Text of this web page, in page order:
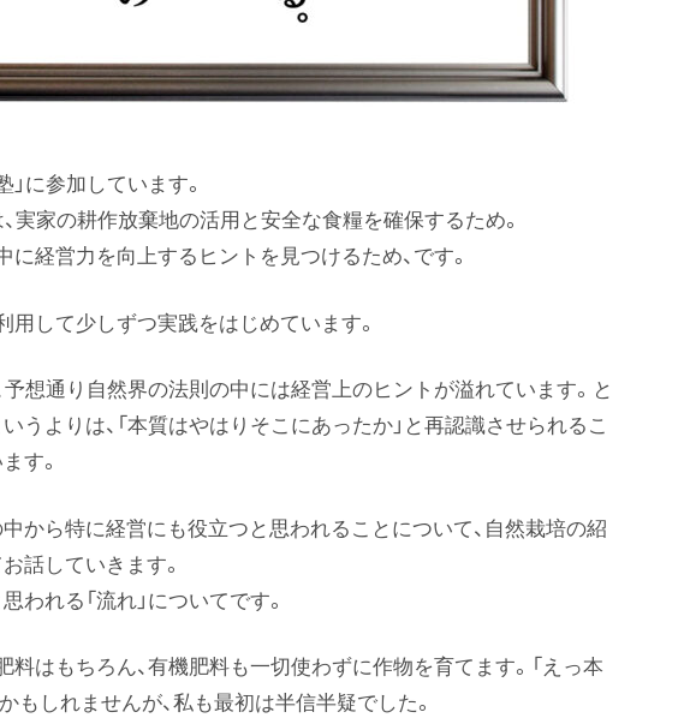
に参加しています。
実家の耕作放棄地の活用と安全な食糧を確保するため。
経営力を向上するヒントを見つけるため、です。
用して少しずつ実践をはじめています。
予想通り自然界の法則の中には経営上のヒントが溢れています。と
うよりは、「本質はやはりそこにあったか」と再認識させられるこ
す。
から特に経営にも役立つと思われることについて、自然栽培の紹
話していきます。
れる「流れ」についてです。
料はもちろん、有機肥料も一切使わずに作物を育てます。「えっ本
もしれませんが、私も最初は半信半疑でした。